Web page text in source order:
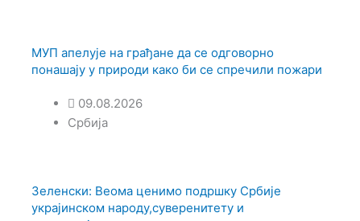
МУП апелује на грађане да се одговорно
понашају у природи како би се спречили пожари
09.08.2026
Србија
Зеленски: Веома ценимо подршку Србије
украјинском народу,суверенитету и